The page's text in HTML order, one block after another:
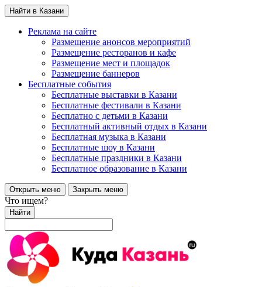
Найти в Казани
Реклама на сайте
Размещение анонсов мероприятий
Размещение ресторанов и кафе
Размещение мест и площадок
Размещение баннеров
Бесплатные события
Бесплатные выставки в Казани
Бесплатные фестивали в Казани
Бесплатно с детьми в Казани
Бесплатный активный отдых в Казани
Бесплатная музыка в Казани
Бесплатные шоу в Казани
Бесплатные праздники в Казани
Бесплатное образование в Казани
Открыть меню Закрыть меню
Что ищем?
Найти